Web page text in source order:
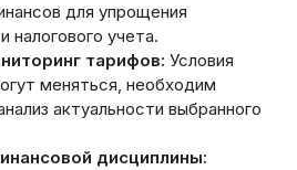
для упрощения
налогового учета.
тарифов: Условия
меняться, необходим
актуальности выбранного
дисциплины: